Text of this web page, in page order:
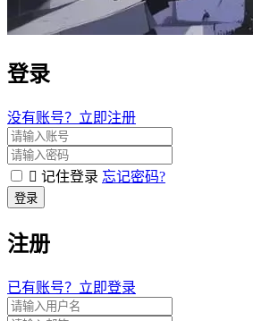
登录
没有账号？立即注册
记住登录 忘记密码?
登录
注册
已有账号？立即登录